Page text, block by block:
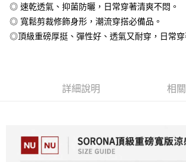
大哥付你分期
相關說明
【繳款方式說明】
1.分期款項不併入電信帳單，「大哥付你分期」於每月
AFTEE先享後付是「在收到商品之後才付款」的支付
３．安心：先確認商品／服務後，再付款。
【「AFTEE先享後付」結帳流程】
全家付款取貨
每筆NT$65，滿NT$899(含以上)免運費
◎ 速乾透氣、抑菌防曬，日常穿著清爽不悶。
◎ 寬鬆剪裁修飾身形，潮流穿搭必備品。
◎頂級重磅厚挺、彈性好、透氣又耐穿，日常
詳細說明 相